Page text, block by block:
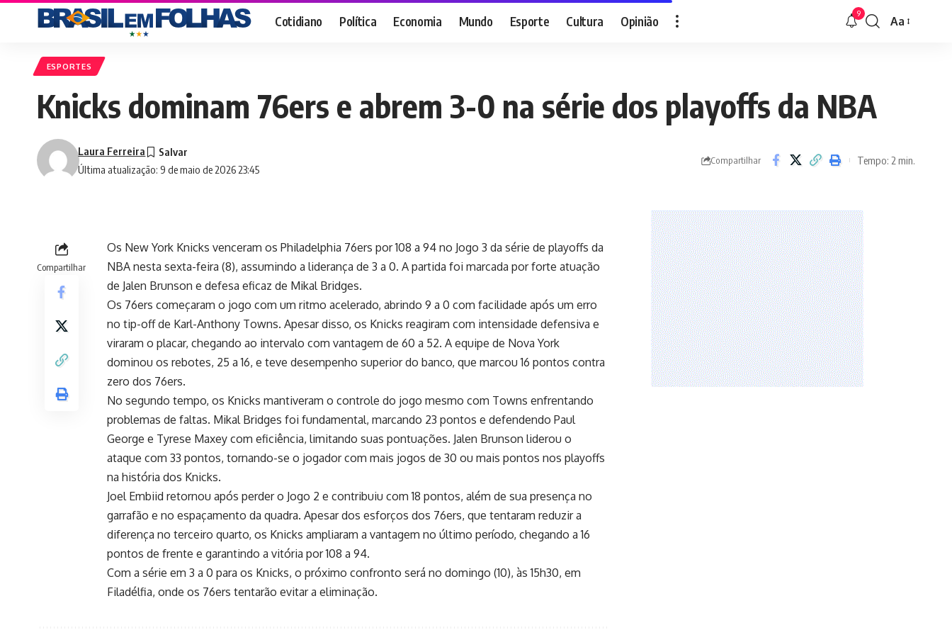
Cotidiano Política Economia Mundo Esporte Cultura Opinião 9
Font
Aa
ESPORTES
Knicks dominam 76ers e abrem 3-0 na série dos playoffs da NBA
Última atualização: 9 de maio de 2026 23:45
Laura Ferreira
Compartilhar Tempo: 2 min.
Compartilhar
Os New York Knicks venceram os Philadelphia 76ers por 108 a 94 no Jogo 3 da série de playoffs da
NBA nesta sexta-feira (8), assumindo a liderança de 3 a 0. A partida foi marcada por forte atuação
de Jalen Brunson e defesa eficaz de Mikal Bridges.
Os 76ers começaram o jogo com um ritmo acelerado, abrindo 9 a 0 com facilidade após um erro
no tip-off de Karl-Anthony Towns. Apesar disso, os Knicks reagiram com intensidade defensiva e
viraram o placar, chegando ao intervalo com vantagem de 60 a 52. A equipe de Nova York
dominou os rebotes, 25 a 16, e teve desempenho superior do banco, que marcou 16 pontos contra
zero dos 76ers.
No segundo tempo, os Knicks mantiveram o controle do jogo mesmo com Towns enfrentando
problemas de faltas. Mikal Bridges foi fundamental, marcando 23 pontos e defendendo Paul
George e Tyrese Maxey com eficiência, limitando suas pontuações. Jalen Brunson liderou o
ataque com 33 pontos, tornando-se o jogador com mais jogos de 30 ou mais pontos nos playoffs
na história dos Knicks.
Joel Embiid retornou após perder o Jogo 2 e contribuiu com 18 pontos, além de sua presença no
garrafão e no espaçamento da quadra. Apesar dos esforços dos 76ers, que tentaram reduzir a
diferença no terceiro quarto, os Knicks ampliaram a vantagem no último período, chegando a 16
pontos de frente e garantindo a vitória por 108 a 94.
Com a série em 3 a 0 para os Knicks, o próximo confronto será no domingo (10), às 15h30, em
Filadélfia, onde os 76ers tentarão evitar a eliminação.